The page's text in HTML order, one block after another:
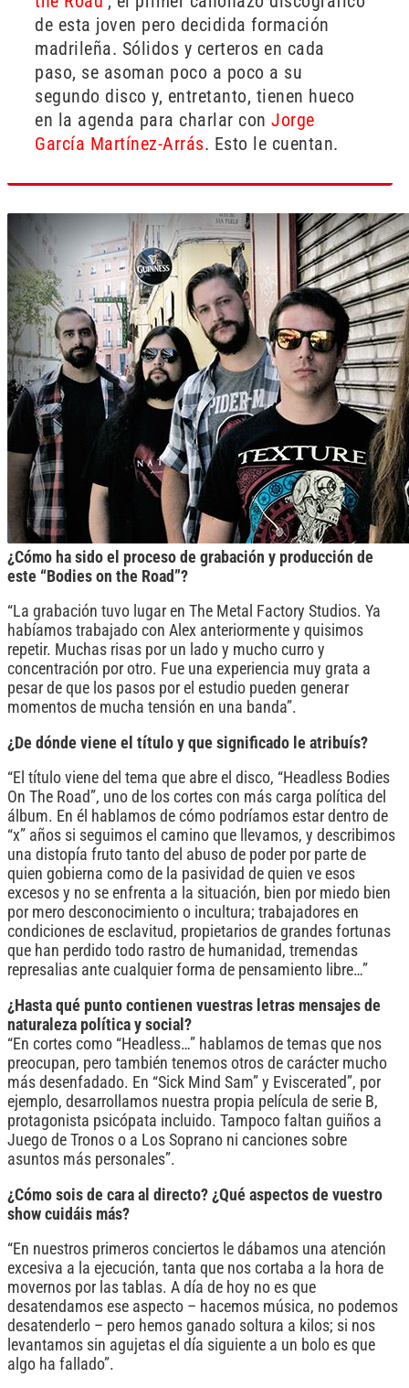
de esta joven pero decidida formación
madrileña. Sólidos y certeros en cada
paso, se asoman poco a poco a su
segundo disco y, entretanto, tienen hueco
en la agenda para charlar con Jorge
García Martínez-Arrás. Esto le cuentan.
¿Cómo ha sido el proceso de grabación y producción de
este “Bodies on the Road”?
“La grabación tuvo lugar en The Metal Factory Studios. Ya
habíamos trabajado con Alex anteriormente y quisimos
repetir. Muchas risas por un lado y mucho curro y
concentración por otro. Fue una experiencia muy grata a
pesar de que los pasos por el estudio pueden generar
momentos de mucha tensión en una banda”.
¿De dónde viene el título y que significado le atribuís?
“El título viene del tema que abre el disco, “Headless Bodies
On The Road”, uno de los cortes con más carga política del
álbum. En él hablamos de cómo podríamos estar dentro de
“x” años si seguimos el camino que llevamos, y describimos
una distopía fruto tanto del abuso de poder por parte de
quien gobierna como de la pasividad de quien ve esos
excesos y no se enfrenta a la situación, bien por miedo bien
por mero desconocimiento o incultura; trabajadores en
condiciones de esclavitud, propietarios de grandes fortunas
que han perdido todo rastro de humanidad, tremendas
represalias ante cualquier forma de pensamiento libre…”
¿Hasta qué punto contienen vuestras letras mensajes de
naturaleza política y social?
“En cortes como “Headless…” hablamos de temas que nos
preocupan, pero también tenemos otros de carácter mucho
más desenfadado. En “Sick Mind Sam” y Eviscerated”, por
ejemplo, desarrollamos nuestra propia película de serie B,
protagonista psicópata incluido. Tampoco faltan guiños a
Juego de Tronos o a Los Soprano ni canciones sobre
asuntos más personales”.
¿Cómo sois de cara al directo? ¿Qué aspectos de vuestro
show cuidáis más?
“En nuestros primeros conciertos le dábamos una atención
excesiva a la ejecución, tanta que nos cortaba a la hora de
movernos por las tablas. A día de hoy no es que
desatendamos ese aspecto – hacemos música, no podemos
desatenderlo – pero hemos ganado soltura a kilos; si nos
levantamos sin agujetas el día siguiente a un bolo es que
algo ha fallado”.